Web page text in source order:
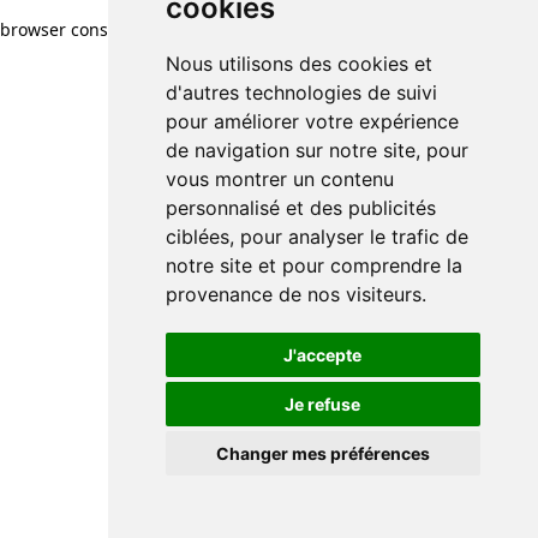
cookies
Nous utilisons des cookies et
d'autres technologies de suivi
pour améliorer votre expérience
de navigation sur notre site, pour
vous montrer un contenu
personnalisé et des publicités
ciblées, pour analyser le trafic de
notre site et pour comprendre la
provenance de nos visiteurs.
J'accepte
Je refuse
Changer mes préférences
browser console for more information)